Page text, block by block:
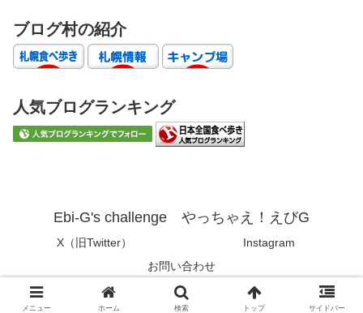
ブログ村の紹介
人気ブログランキング
Ebi-G's challenge やっちゃえ！えびG
X（旧Twitter）
Instagram
お問い合わせ
© 2019 Ebi-G's challenge やっちゃえ！えびG.
メニュー ホーム 検索 トップ サイドバー